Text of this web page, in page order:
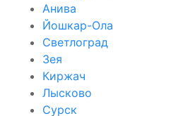
Анива
Йошкар-Ола
Светлоград
Зея
Киржач
Лысково
Сурск